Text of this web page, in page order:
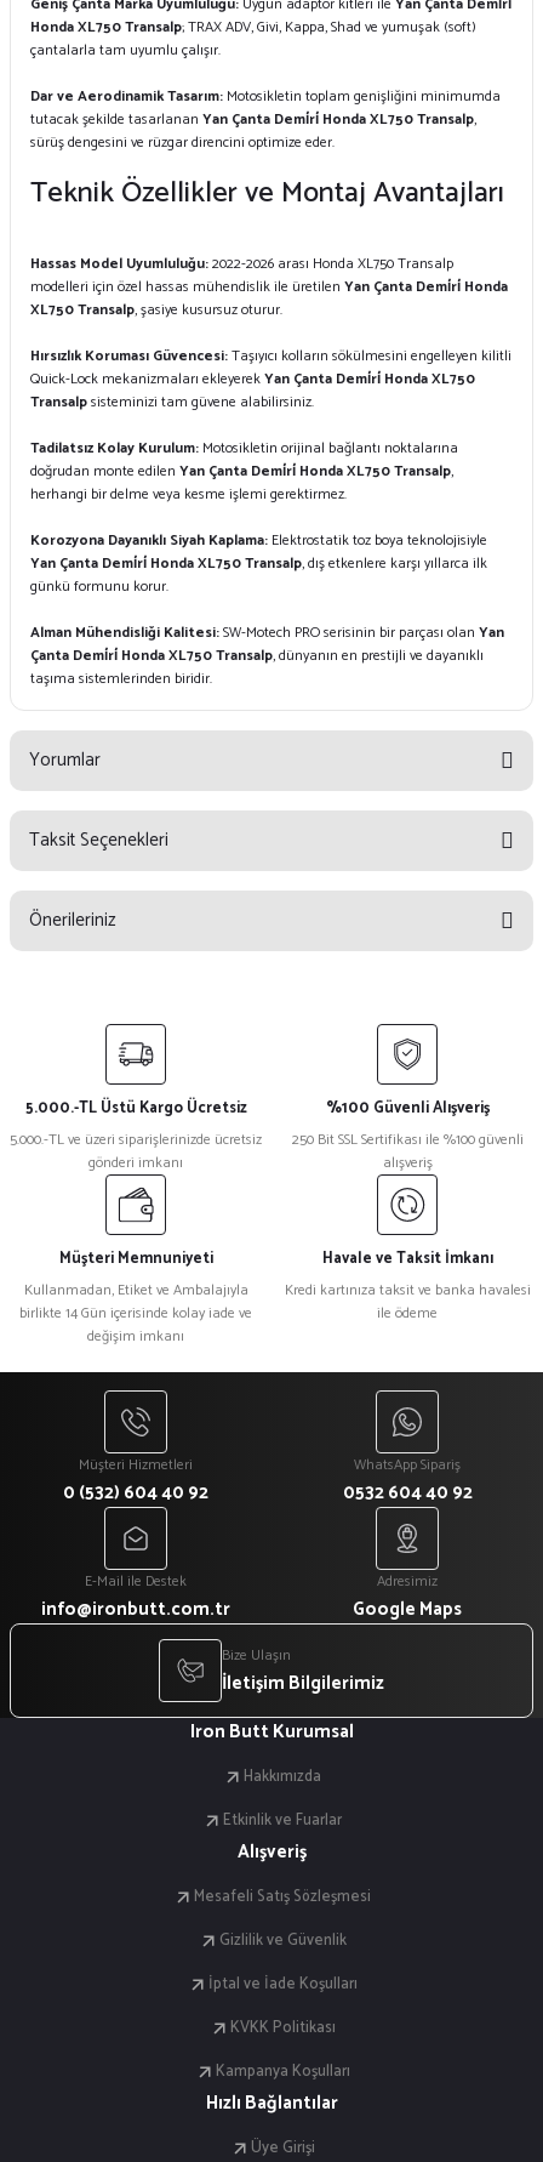
Honda XL750 Transalp; TRAX ADV, Givi, Kappa, Shad ve yumuşak (soft)
çantalarla tam uyumlu çalışır.
Dar ve Aerodinamik Tasarım: Motosikletin toplam genişliğini minimumda
tutacak şekilde tasarlanan Yan Çanta Demi̇ri̇ Honda XL750 Transalp,
sürüş dengesini ve rüzgar direncini optimize eder.
Teknik Özellikler ve Montaj Avantajları
Hassas Model Uyumluluğu:2022-2026 arası Honda XL750 Transalp
modelleri için özel hassas mühendislik ile üretilen Yan Çanta Demi̇ri̇ Honda
XL750 Transalp, şasiye kusursuz oturur.
Hırsızlık Koruması Güvencesi:Taşıyıcı kolların sökülmesini engelleyen kilitli
Quick-Lock mekanizmaları ekleyerekYan Çanta Demi̇ri̇ Honda XL750
Transalpsisteminizi tam güvene alabilirsiniz.
Tadilatsız Kolay Kurulum: Motosikletin orijinal bağlantı noktalarına
doğrudan monte edilen Yan Çanta Demi̇ri̇ Honda XL750 Transalp,
herhangi bir delme veya kesme işlemi gerektirmez.
Korozyona Dayanıklı Siyah Kaplama: Elektrostatik toz boya teknolojisiyle
Yan Çanta Demi̇ri̇ Honda XL750 Transalp, dış etkenlere karşı yıllarca ilk
günkü formunu korur.
Alman Mühendisliği Kalitesi:SW-Motech PRO serisinin bir parçası olan Yan
Çanta Demi̇ri̇ Honda XL750 Transalp, dünyanın en prestijli ve dayanıklı
taşıma sistemlerinden biridir.
Yorumlar
Yorum Yaz
Taksit Seçenekleri
Önerileriniz
yetersiz gördüğünüz noktaları öneri formunu kullanarak tarafımıza
Görüş ve önerileriniz için teşekkür ederiz.
Ürün resmi kalitesiz, bozuk veya görüntülenemiyor.
Ürün açıklamasında eksik bilgiler bulunuyor.
Ürün bilgilerinde hatalar bulunuyor.
Ürün fiyatı diğer sitelerden daha pahalı.
Bu ürüne benzer farklı alternatifler olmalı.
5.000.-TL Üstü Kargo Ücretsiz
5.000.-TL ve üzeri siparişlerinizde ücretsiz
gönderi imkanı
%100 Güvenli Alışveriş
250 Bit SSL Sertifikası ile %100 güvenli
alışveriş
Müşteri Memnuniyeti
Kullanmadan, Etiket ve Ambalajıyla
birlikte 14 Gün içerisinde kolay iade ve
değişim imkanı
Havale ve Taksit İmkanı
Kredi kartınıza taksit ve banka havalesi
ile ödeme
Müşteri Hizmetleri
0 (532) 604 40 92
WhatsApp Sipariş
0532 604 40 92
E-Mail ile Destek
info@ironbutt.com.tr
Adresimiz
Google Maps
Bize Ulaşın
İletişim Bilgilerimiz
Iron Butt Kurumsal
Hakkımızda
Etkinlik ve Fuarlar
Alışveriş
Mesafeli Satış Sözleşmesi
Gizlilik ve Güvenlik
İptal ve İade Koşulları
KVKK Politikası
Kampanya Koşulları
Hızlı Bağlantılar
Üye Girişi